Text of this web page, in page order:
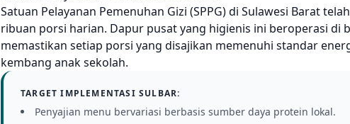
Satuan Pelayanan Pemenuhan Gizi (SPPG) di Sulawesi Barat
ribuan porsi harian. Dapur pusat yang higienis ini beroperasi di
memastikan setiap porsi yang disajikan memenuhi standar
kembang anak sekolah.
TARGET IMPLEMENTASI SULBAR:
Penyajian menu bervariasi berbasis sumber daya protein lokal.